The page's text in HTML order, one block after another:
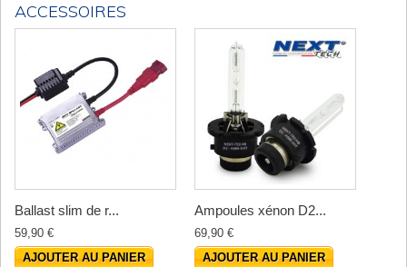
ACCESSOIRES
Ballast slim de r...
59,90 €
AJOUTER AU PANIER
Ampoules xénon D2...
69,90 €
AJOUTER AU PANIER